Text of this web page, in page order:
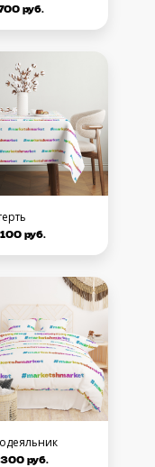
руб.
руб.
руб.